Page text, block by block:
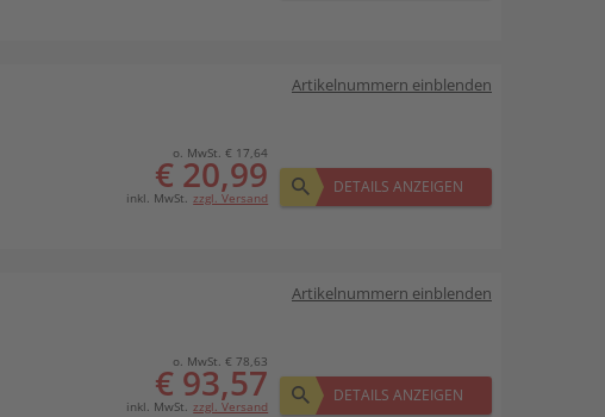
Artikelnummern einblenden
o. MwSt. € 17,64
€ 20,99
inkl. MwSt. zzgl. Versand
DETAILS ANZEIGEN
Artikelnummern einblenden
o. MwSt. € 78,63
€ 93,57
inkl. MwSt. zzgl. Versand
DETAILS ANZEIGEN